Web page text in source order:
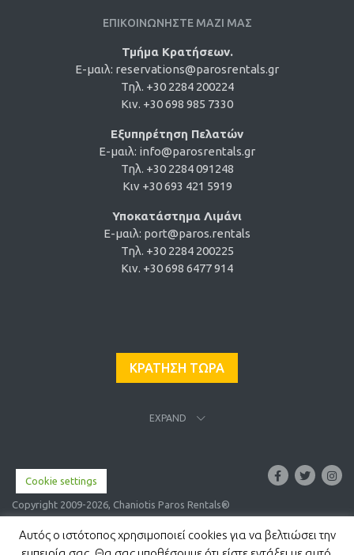
ΕΠΙΚΟΙΝΩΝΗΣΤΕ ΜΑΖΙ ΜΑΣ
Τμήμα Κρατήσεων.
reservations@parosrentals.gr
Τηλ. +30 2284 200224
Κιν. +30 698 985 7330
Εξυπηρέτηση Πελατών
E-μαιλ:info@parosrentals.gr
Τηλ. +30 2284 091248
Κιν +30 693 421 5919
Υποκατάστημα Λιμάνι
E-μαιλ: port@paros.rentals
Τηλ. +30 2284 200225
Cookie settings
Αυτός ο ιστότοπος χρησιμοποιεί cookies για να βελτιώσει την